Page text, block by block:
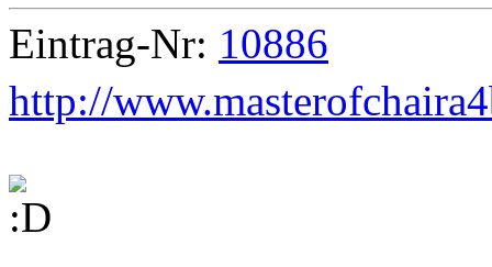
Eintrag-Nr: 10886
http://